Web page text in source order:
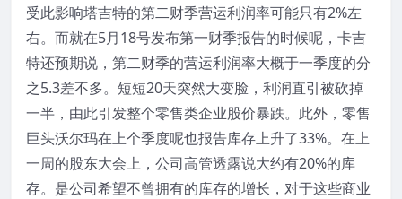
受此影响塔吉特的第二财季营运利润率可能只有2%左
右。而就在5月18号发布第一财季报告的时候呢，卡吉
特还预期说，第二财季的营运利润率大概于一季度的分
之5.3差不多。短短20天突然大变脸，利润直引被砍掉
一半，由此引发整个零售类企业股价暴跌。此外，零售
巨头沃尔玛在上个季度呢也报告库存上升了33%。在上
一周的股东大会上，公司高管透露说大约有20%的库
存。是公司希望不曾拥有的库存的增长，对于这些商业